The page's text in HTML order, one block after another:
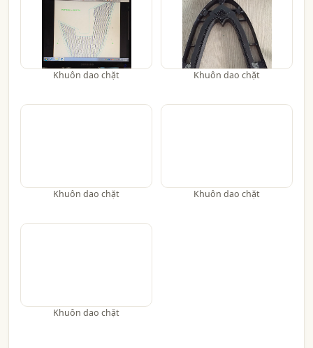
Khuôn dao chặt Khuôn dao chặt
Khuôn dao chặt Khuôn dao chặt
Khuôn dao chặt